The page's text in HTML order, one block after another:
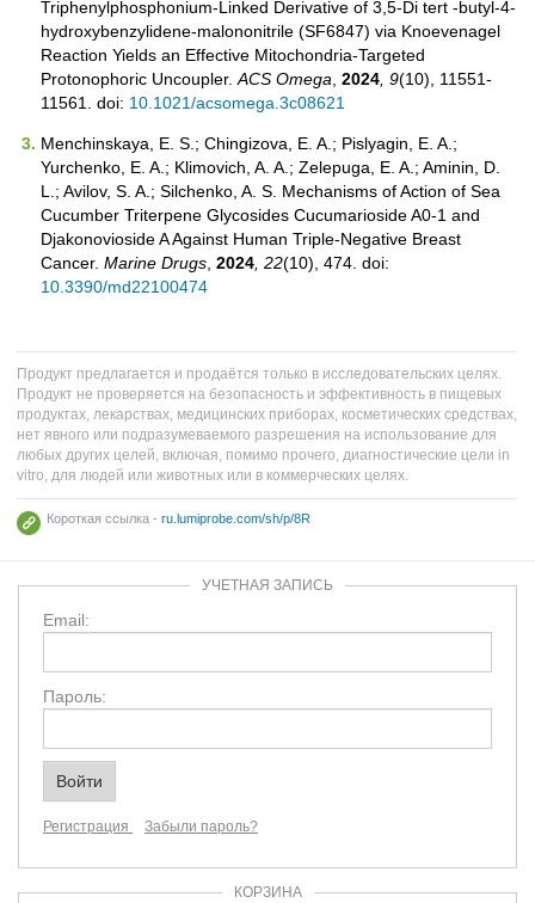
Triphenylphosphonium-Linked Derivative of 3,5-Di tert -butyl-4-
hydroxybenzylidene-malononitrile (SF6847) via Knoevenagel
Reaction Yields an Effective Mitochondria-Targeted
Protonophoric Uncoupler.ACS Omega, 2024, 9(10), 11551-
11561. doi: 10.1021/acsomega.3c08621
Menchinskaya, E. S.; Chingizova, E. A.; Pislyagin, E. A.;
Yurchenko, E. A.; Klimovich, A. A.; Zelepuga, E. A.; Aminin, D.
L.; Avilov, S. A.; Silchenko, A. S. Mechanisms of Action of Sea
Cucumber Triterpene Glycosides Cucumarioside A0-1 and
Djakonovioside A Against Human Triple-Negative Breast
Cancer. Marine Drugs, 2024, 22(10), 474. doi:
10.3390/md22100474
Продукт предлагается и продаётся только в исследовательских целях.
Продукт не проверяется на безопасность и эффективность в пищевых
продуктах, лекарствах, медицинских приборах, косметических средствах,
нет явного или подразумеваемого разрешения на использование для
любых других целей, включая, помимо прочего, диагностические цели in
vitro, для людей или животных или в коммерческих целях.
Короткая ссылка - ru.lumiprobe.com/sh/p/8R
УЧЕТНАЯ ЗАПИСЬ
Email:
Пароль:
Регистрация Забыли пароль?
КОРЗИНА